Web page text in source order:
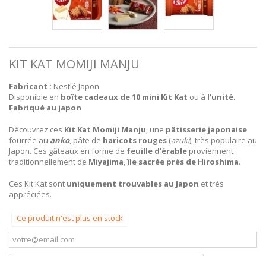
KIT KAT MOMIJI MANJU
Fabricant : Nestlé Japon
Disponible en boîte cadeaux de 10 mini Kit Kat ou à l'unité.
Fabriqué au japon
Découvrez ces Kit Kat Momiji Manju, une pâtisserie japonaise
fourrée au anko, pâte de haricots rouges (azuki), très populaire au
Japon. Ces gâteaux en forme de feuille d'érable proviennent
traditionnellement de Miyajima,île sacrée près de Hiroshima.
Ces Kit Kat sont uniquement trouvables au Japon et très
appréciées.
Ce produit n'est plus en stock